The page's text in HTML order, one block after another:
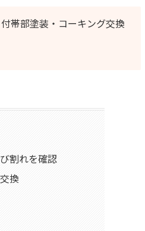
帯部塗装・コーキング交換
割れを確認
換